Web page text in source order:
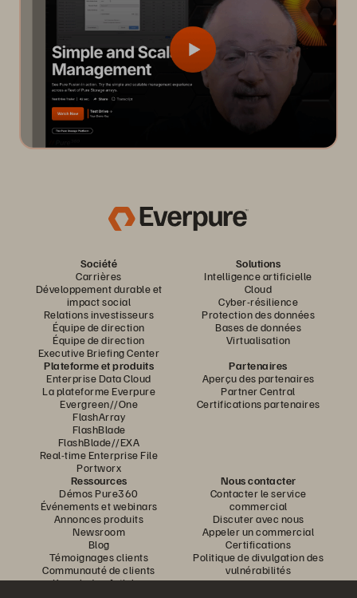
Société
Carrières
Développement durable et
impact social
Relations investisseurs
Équipe de direction
Équipe de direction
Executive Briefing Center
Solutions
Intelligence artificielle
Cloud
Cyber-résilience
Protection des données
Bases de données
Virtualisation
Plateforme et produits
Enterprise Data Cloud
La plateforme Everpure
Evergreen//One
FlashArray
FlashBlade
FlashBlade//EXA
Real-time Enterprise File
Portworx
Partenaires
Aperçu des partenaires
Partner Central
Certifications partenaires
Ressources
Démos Pure360
Événements et webinars
Annonces produits
Newsroom
Blog
Témoignages clients
Communauté de clients
Knowledge Articles
Nous contacter
Contacter le service
commercial
Discuter avec nous
Appeler un commercial
Certifications
Politique de divulgation des
vulnérabilités